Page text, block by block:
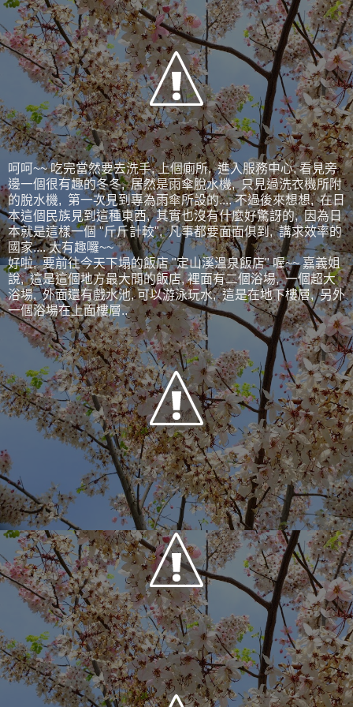
呵呵~~ 吃完當然要去洗手, 上個廁所, 進入服務中心, 看見旁
邊一個很有趣的冬冬, 居然是雨傘脫水機, 只見過洗衣機所附
的脫水機, 第一次見到專為雨傘所設的.... 不過後來想想, 在日
本這個民族見到這種東西, 其實也沒有什麼好驚訝的, 因為日
本就是這樣一個 "斤斤計較", 凡事都要面面俱到, 講求效率的
國家.... 太有趣囉~~
好啦, 要前往今天下塌的飯店 "定山溪溫泉飯店" 喔~~ 嘉義姐
說, 這是這個地方最大間的飯店, 裡面有二個浴場, 一個超大
浴場, 外面還有戲水池, 可以游泳玩水, 這是在地下樓層, 另外
一個浴場在上面樓層..